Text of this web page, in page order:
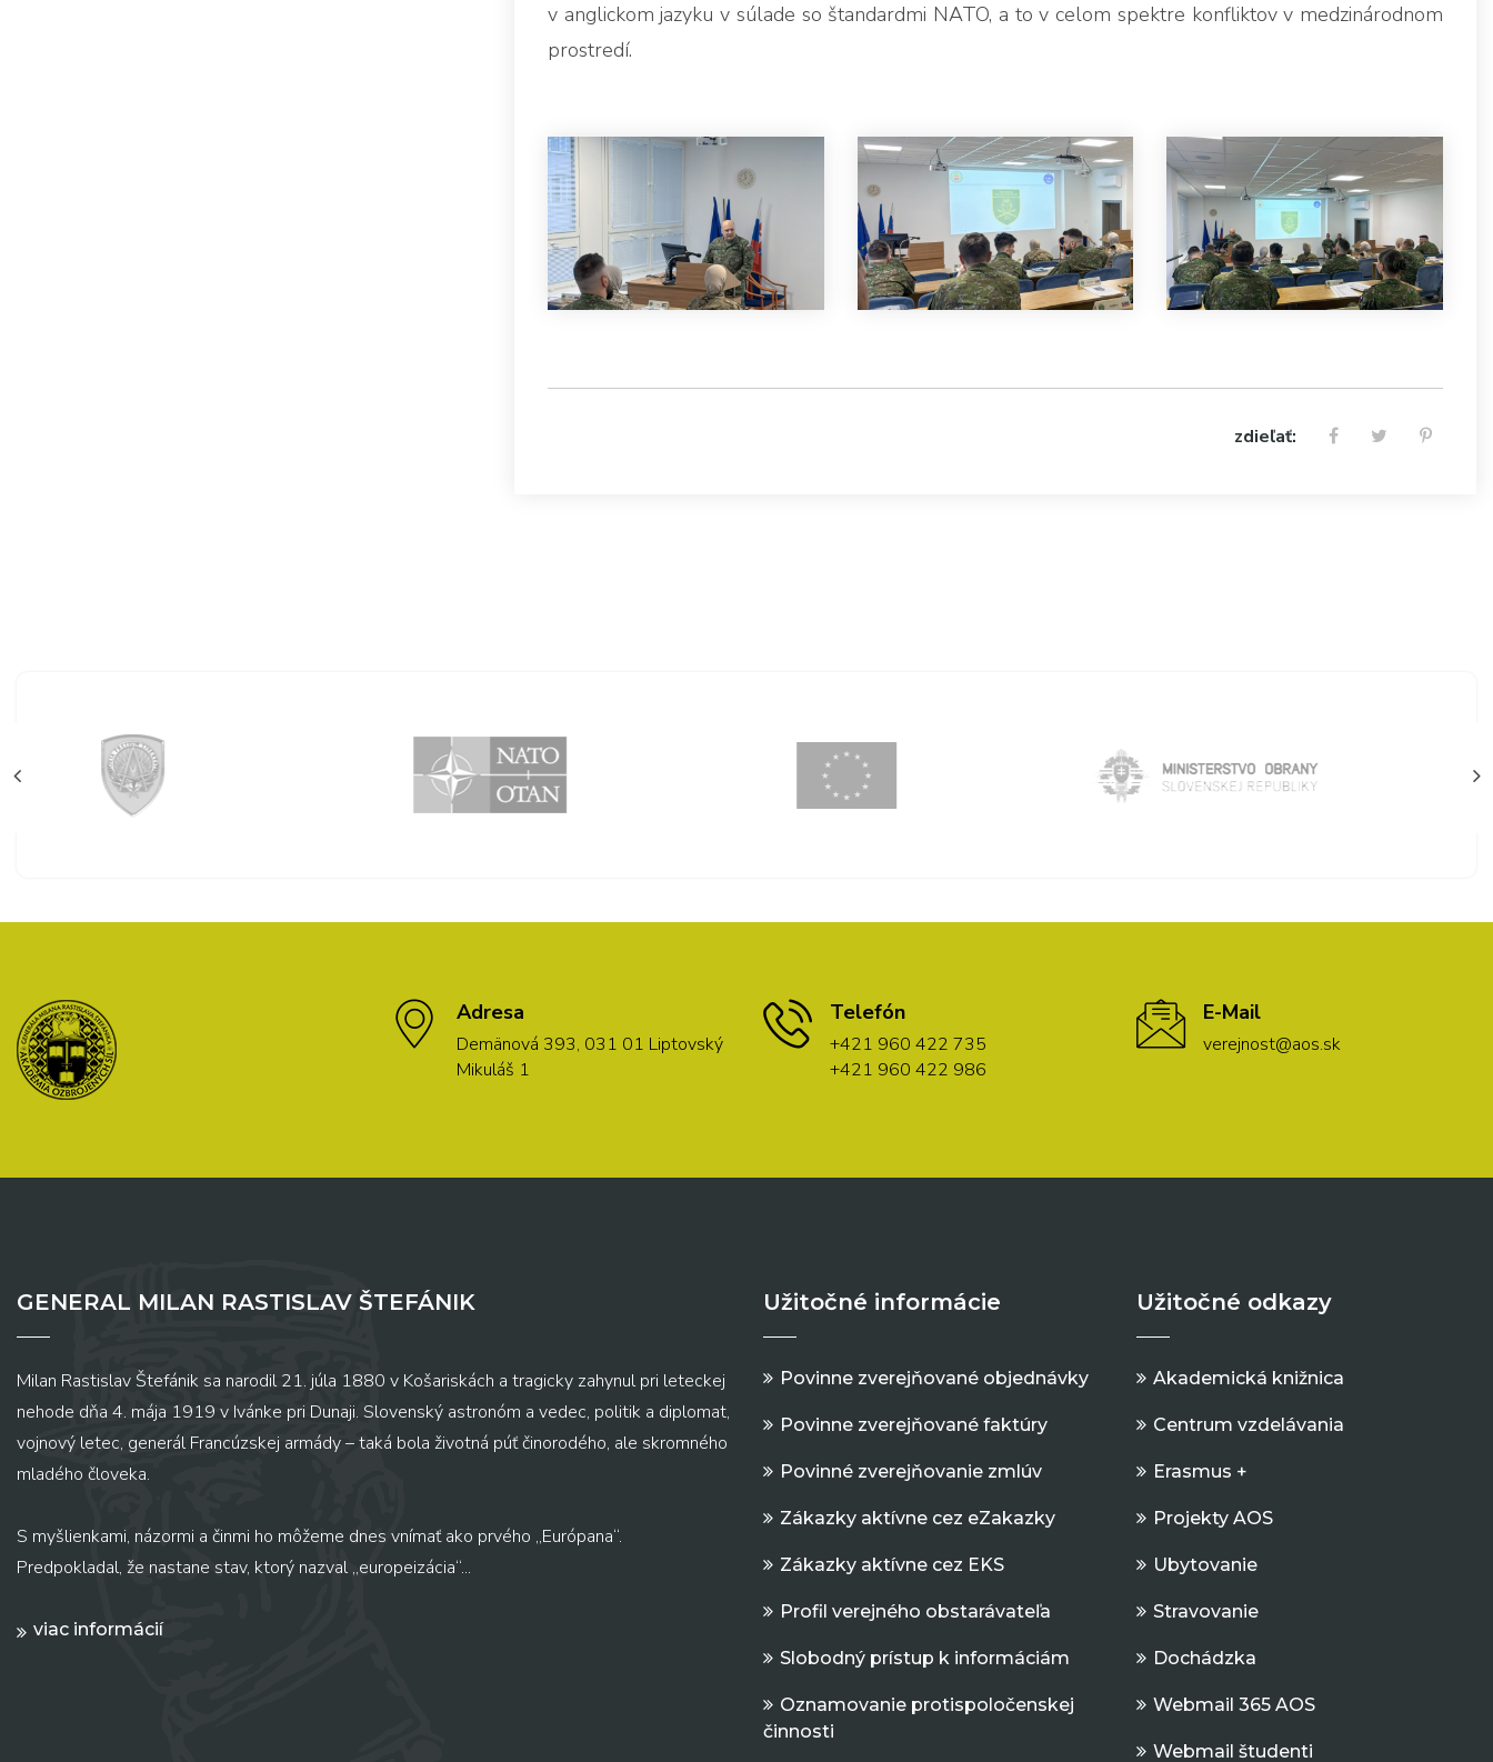
v anglickom jazyku v súlade so štandardmi NATO, a to v celom spektre konfliktov v medzinárodnom
prostredí.
zdieľať:
Adresa
Demänová 393, 031 01 Liptovský
Mikuláš 1
Telefón
+421 960 422 735
+421 960 422 986
E-Mail
verejnost@aos.sk
GENERAL MILAN RASTISLAV ŠTEFÁNIK
Milan Rastislav Štefánik sa narodil 21. júla 1880 v Košariskách a tragicky zahynul pri leteckej
nehode dňa 4. mája 1919 v Ivánke pri Dunaji. Slovenský astronóm a vedec, politik a diplomat,
vojnový letec, generál Francúzskej armády – taká bola životná púť činorodého, ale skromného
mladého človeka.
S myšlienkami, názormi a činmi ho môžeme dnes vnímať ako prvého „Európana“.
Predpokladal, že nastane stav, ktorý nazval „europeizácia“...
viac informácií
Užitočné informácie
Povinne zverejňované objednávky
Povinne zverejňované faktúry
Povinné zverejňovanie zmlúv
Zákazky aktívne cez eZakazky
Zákazky aktívne cez EKS
Profil verejného obstarávateľa
Slobodný prístup k informáciám
Oznamovanie protispoločenskej
činnosti
Užitočné odkazy
Akademická knižnica
Centrum vzdelávania
Erasmus +
Projekty AOS
Ubytovanie
Stravovanie
Dochádzka
Webmail 365 AOS
Webmail študenti